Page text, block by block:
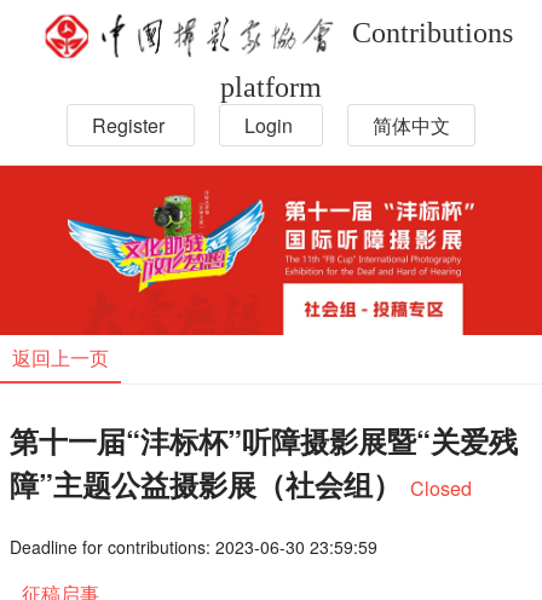
Contributions
platform
Register Login 简体中文
返回上一页
第十一届“沣标杯”听障摄影展暨“关爱残
障”主题公益摄影展（社会组）
Closed
Deadline for contributions: 2023-06-30 23:59:59
征稿启事